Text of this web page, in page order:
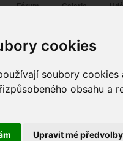
cookies
soubory
obsahu a
Upravit mé předvolby
Fórum Galerie
portrét
autora